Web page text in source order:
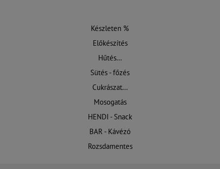
Készleten %
Előkészítés
Hűtés...
Sütés - főzés
Cukrászat...
Mosogatás
HENDI - Snack
BAR - Kávézó
Rozsdamentes